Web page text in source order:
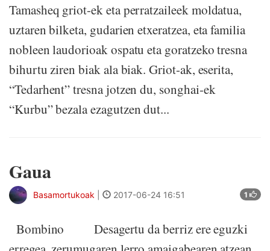
Tamasheq griot-ek eta perratzaileek moldatua,
uztaren bilketa, gudarien etxeratzea, eta familia
nobleen laudorioak ospatu eta goratzeko tresna
bihurtu ziren biak ala biak. Griot-ak, eserita,
“Tedarhent” tresna jotzen du, songhai-ek
“Kurbu” bezala ezagutzen dut...
Gaua
1
Basamortukoak 2017-06-24 16:51
Bombino Desagertu da berriz ere eguzki